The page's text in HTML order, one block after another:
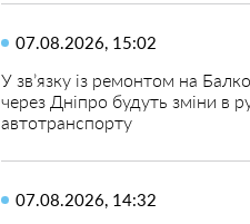
07.08.2026, 15:02
У зв’язку із ремонтом на
через Дніпро будуть зміни в
автотранспорту
07.08.2026, 14:32